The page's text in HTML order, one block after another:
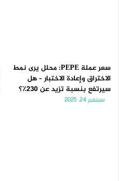
سعر عملة PEPE: محلل يرى نمط
الاختراق وإعادة الاختبار – هل
سيرتفع بنسبة تزيد عن 230٪؟
سبتمبر 24, 2025